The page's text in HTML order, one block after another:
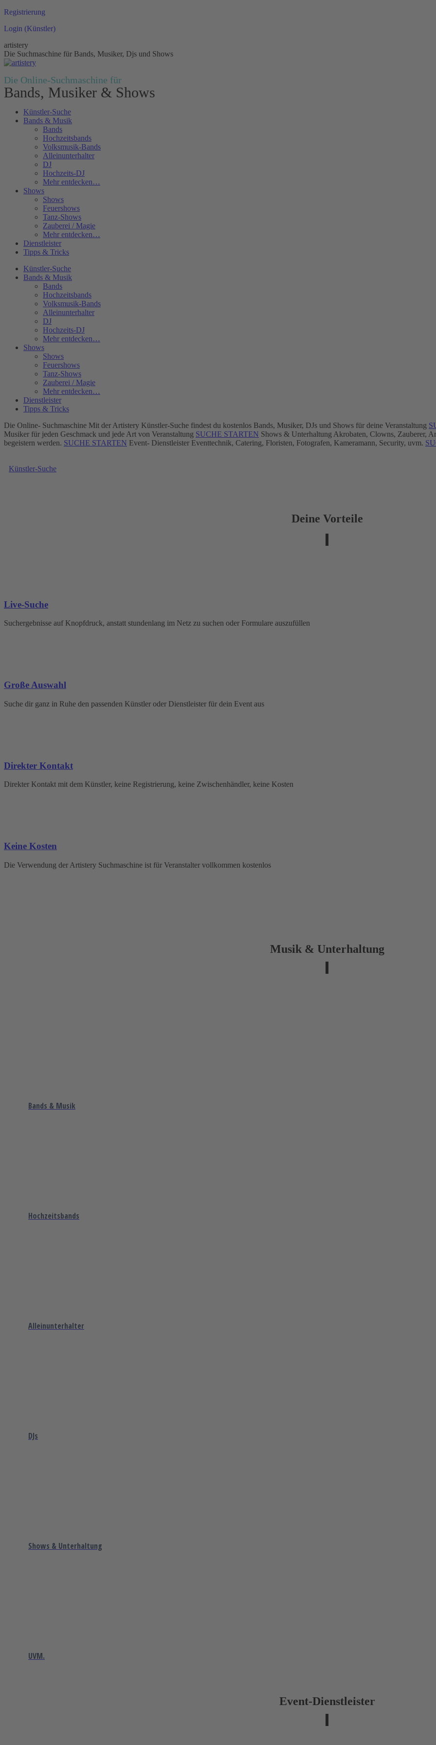
Zum
springen
Registrierung
Login (Künstler)
artistery
Die Suchmaschine für Bands, Musiker, Djs und Shows
Die Online-Suchmaschine für
Bands, Musiker & Shows
Künstler-Suche
Bands & Musik
Bands
Hochzeitsbands
Volksmusik-Bands
Alleinunterhalter
DJ
Hochzeits-DJ
Mehr entdecken…
Shows
Shows
Feuershows
Tanz-Shows
Zauberei / Magie
Mehr entdecken…
Dienstleister
Tipps & Tricks
Künstler-Suche
Bands & Musik
Bands
Hochzeitsbands
Volksmusik-Bands
Alleinunterhalter
DJ
Hochzeits-DJ
Mehr entdecken…
Shows
Shows
Feuershows
Tanz-Shows
Zauberei / Magie
Mehr entdecken…
Dienstleister
Tipps & Tricks
Die Online- Suchmaschine Mit der Artistery Künstler-Suche findest du kostenlos Bands, Musiker, DJs und Shows für deine Veranstaltung
Musiker für jeden Geschmack und jede Art von Veranstaltung SUCHE STARTEN Shows & Unterhaltung Akrobaten, Clowns, Zauberer,
begeistern werden. SUCHE STARTEN Event- Dienstleister Eventtechnik, Catering, Floristen, Fotografen, Kameramann, Security, uvm.
Künstler-Suche
Deine Vorteile
Live-Suche
Suchergebnisse auf Knopfdruck, anstatt stundenlang im Netz zu suchen oder Formulare auszufüllen
Große Auswahl
Suche dir ganz in Ruhe den passenden Künstler oder Dienstleister für dein Event aus
Direkter Kontakt
Direkter Kontakt mit dem Künstler, keine Registrierung, keine Zwischenhändler, keine Kosten
Keine Kosten
Die Verwendung der Artistery Suchmaschine ist für Veranstalter vollkommen kostenlos
Musik & Unterhaltung
Bands & Musik
Hochzeitsbands
Alleinunterhalter
DJs
Shows & Unterhaltung
UVM.
Event-Dienstleister